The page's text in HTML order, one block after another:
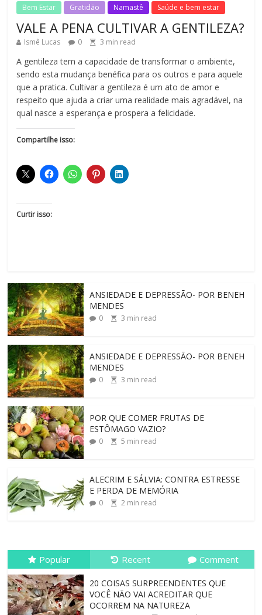
Bem Estar Gratidão Namastê Saúde e bem estar
VALE A PENA CULTIVAR A GENTILEZA?
Ismê Lucas 0 3 min read
A gentileza tem a capacidade de transformar o ambiente,
sendo esta mudança benéfica para os outros e para aquele
que a pratica. Cultivar a gentileza é um ato de amor e
respeito que ajuda a criar uma realidade mais agradável, na
qual nasce a esperança e prospera a felicidade.
Compartilhe isso:
Curtir isso:
ANSIEDADE E DEPRESSÃO- POR BENEH
MENDES
0 3 min read
ANSIEDADE E DEPRESSÃO- POR BENEH
MENDES
0 3 min read
POR QUE COMER FRUTAS DE
ESTÔMAGO VAZIO?
0 5 min read
ALECRIM E SÁLVIA: CONTRA ESTRESSE
E PERDA DE MEMÓRIA
0 2 min read
Popular Recent Comment
20 COISAS SURPREENDENTES QUE
VOCÊ NÃO VAI ACREDITAR QUE
OCORREM NA NATUREZA